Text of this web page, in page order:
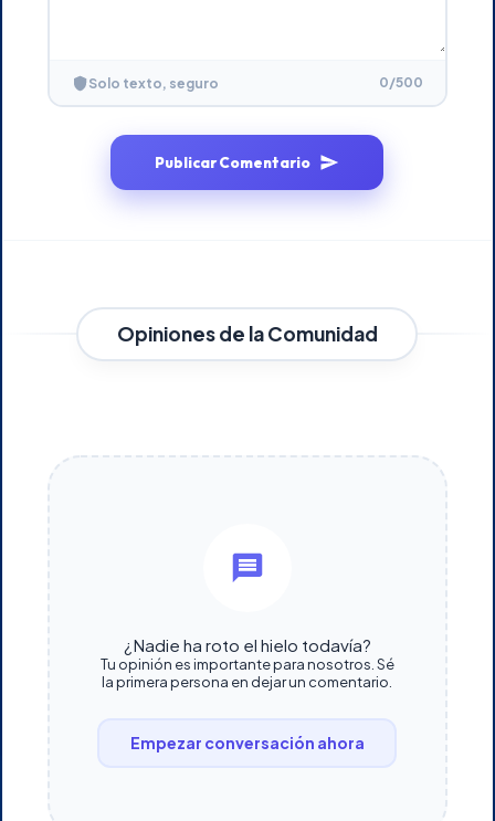
Solo texto, seguro 0/500
Publicar Comentario
Opiniones de la Comunidad
¿Nadie ha roto el hielo todavía?
Tu opinión es importante para nosotros. Sé
la primera persona en dejar un comentario.
Empezar conversación ahora